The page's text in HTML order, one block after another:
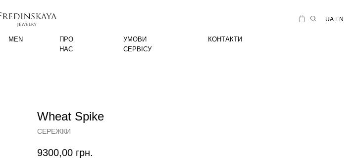
UA EN
MEN
ПРО
НАС
УМОВИ
СЕРВІСУ
КОНТАКТИ
Wheat Spike
СЕРЕЖКИ
9300,00 грн.